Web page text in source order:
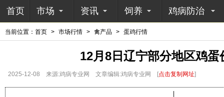
首页 市场 资讯 饲养 鸡病防治
当前位置： 首页 > 市场行情 > 禽产品 > 蛋鸡行情
12月8日辽宁部分地区鸡蛋
2025-12-08 来源:鸡病专业网 文章编辑:鸡病专业网 [点击复制网址]